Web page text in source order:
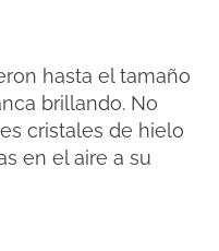
hasta el tamaño
brillando. No
cristales de hielo
en el aire a su